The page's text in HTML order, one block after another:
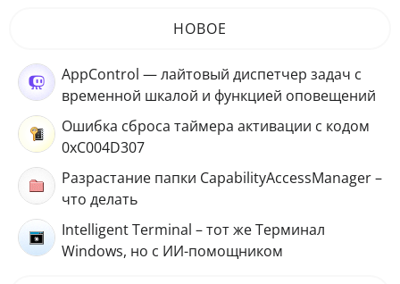
НОВОЕ
AppControl — лайтовый диспетчер задач с
временной шкалой и функцией оповещений
Ошибка сброса таймера активации с кодом
0xC004D307
Разрастание папки CapabilityAccessManager –
что делать
Intelligent Terminal – тот же Терминал
Windows, но с ИИ-помощником